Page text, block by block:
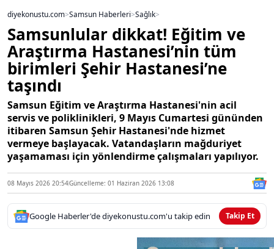
diyekonustu.com>Samsun Haberleri>Sağlık>
Samsunlular dikkat! Eğitim ve
Araştırma Hastanesi’nin tüm
birimleri Şehir Hastanesi’ne
taşındı
Samsun Eğitim ve Araştırma Hastanesi'nin acil
servis ve poliklinikleri, 9 Mayıs Cumartesi gününden
itibaren Samsun Şehir Hastanesi'nde hizmet
vermeye başlayacak. Vatandaşların mağduriyet
yaşamaması için yönlendirme çalışmaları yapılıyor.
08 Mayıs 2026 20:54Güncelleme: 01 Haziran 2026 13:08
Google Haberler'de diyekonustu.com'u takip edin Takip Et